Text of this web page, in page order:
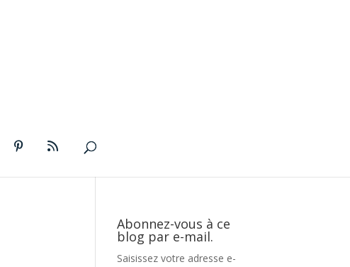
Abonnez-vous à ce
blog par e-mail.
Saisissez votre adresse e-